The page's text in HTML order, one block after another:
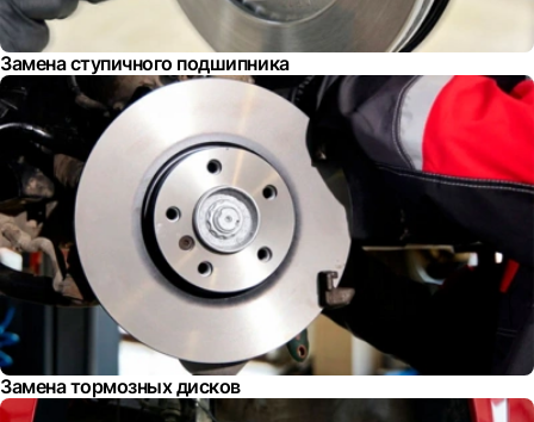
Замена ступичного подшипника
Замена тормозных дисков